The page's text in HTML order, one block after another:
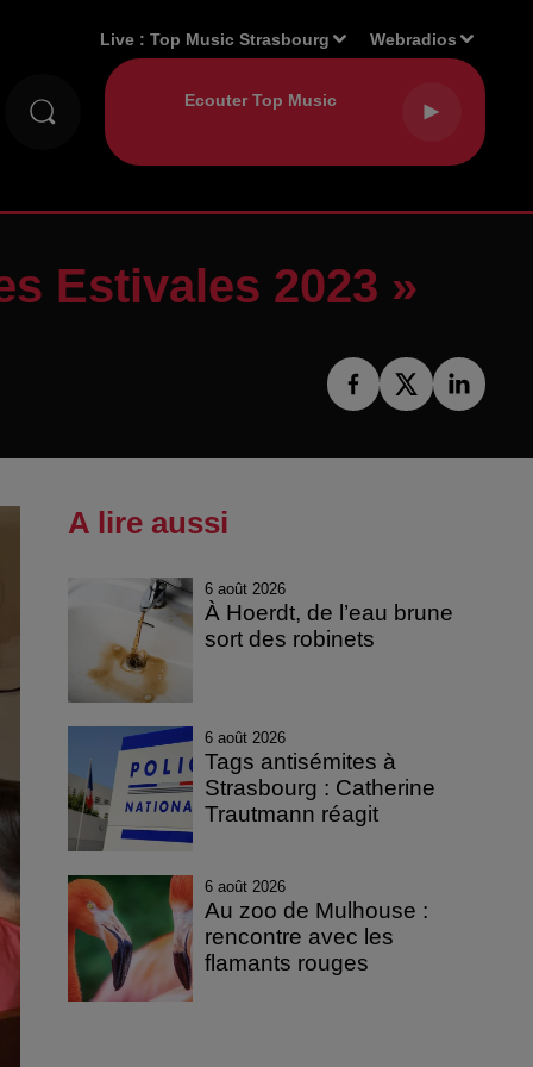
Live :Top Music Strasbourg Webradios
Estivales 2023 »
A lire aussi
6 août 2026
À Hoerdt, de l’eau brune
sort des robinets
6 août 2026
Tags antisémites à
Strasbourg : Catherine
Trautmann réagit
6 août 2026
Au zoo de Mulhouse :
rencontre avec les
flamants rouges